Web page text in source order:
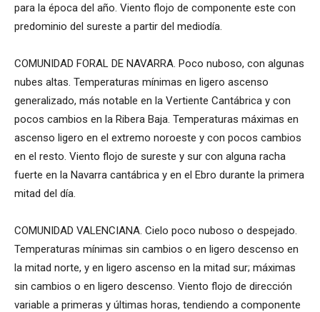
para la época del año. Viento flojo de componente este con
predominio del sureste a partir del mediodía.
COMUNIDAD FORAL DE NAVARRA. Poco nuboso, con algunas
nubes altas. Temperaturas mínimas en ligero ascenso
generalizado, más notable en la Vertiente Cantábrica y con
pocos cambios en la Ribera Baja. Temperaturas máximas en
ascenso ligero en el extremo noroeste y con pocos cambios
en el resto. Viento flojo de sureste y sur con alguna racha
fuerte en la Navarra cantábrica y en el Ebro durante la primera
mitad del día.
COMUNIDAD VALENCIANA. Cielo poco nuboso o despejado.
Temperaturas mínimas sin cambios o en ligero descenso en
la mitad norte, y en ligero ascenso en la mitad sur; máximas
sin cambios o en ligero descenso. Viento flojo de dirección
variable a primeras y últimas horas, tendiendo a componente